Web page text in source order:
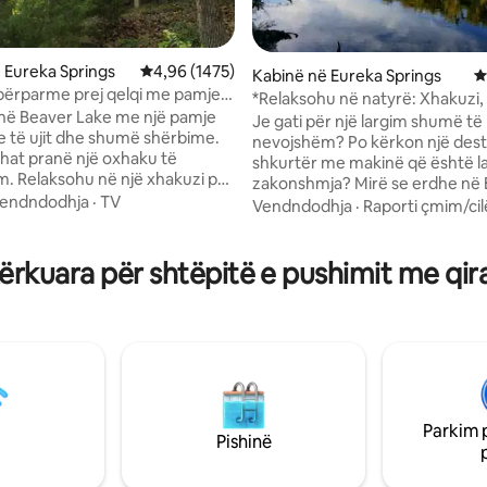
5, 108 vlerësime
Springs Vlerësimi mesatar 4,96 nga 5, 1475 vlerësime
4,96 (1475)
prej qelqi me pamje
nga liqeni
Beaver Lake me një pamje
të ujit dhe shumë shërbime.
pranë një oxhaku të
Relaksohu në një xhakuzi për
me qirinj (jo vaskë me
king size Sleep Number me
ndërsa sodit yjet dhe
e parë; 25 $ për qenin e
2. Nuk lejohen macet
· TV
Kabinë në Eureka Springs
*Relaksohu në natyrë:
dhe hyrje në lumë
Je gati për një largim shumë të
nevojshëm? Po kërkon një
shkurtër me makinë që është
zakonshmja? Mirë se erdhe në
Springs dhe White River Valley
vendosur në një rrugë private
Luginën e Lumit të Bardhë e
një pushim relaksues... prandaj
frymë pak ajër të pastër,
shijo pushimet e qeta që
Vendndodhja · Raporti çmim/
për shtëpitë e pushimit me
Pishinë
Parkim